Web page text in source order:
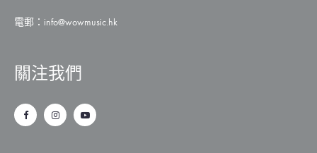
電郵： info@wowmusic.hk
關注我們